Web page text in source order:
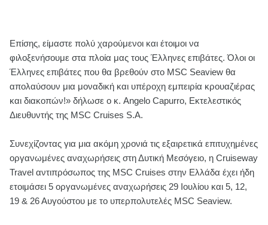
Επίσης, είμαστε πολύ χαρούμενοι και έτοιμοι να
φιλοξενήσουμε στα πλοία μας τους Έλληνες επιβάτες. Όλοι οι
Έλληνες επιβάτες που θα βρεθούν στο MSC Seaview θα
απολαύσουν μια μοναδική και υπέροχη εμπειρία κρουαζιέρας
και διακοπών!» δήλωσε ο κ. Angelo Capurro, Εκτελεστικός
Διευθυντής της MSC Cruises S.A.
Συνεχίζοντας για μια ακόμη χρονιά τις εξαιρετικά επιτυχημένες
οργανωμένες αναχωρήσεις στη Δυτική Μεσόγειο, η Cruiseway
Travel αντιπρόσωπος της MSC Cruises στην Ελλάδα έχει ήδη
ετοιμάσει 5 οργανωμένες αναχωρήσεις 29 Ιουλίου και 5, 12,
19 & 26 Αυγούστου με το υπερπολυτελές MSC Seaview.